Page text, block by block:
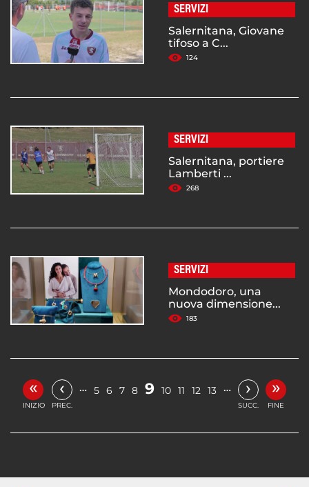
SERVIZI
Salernitana, Giovane
tifoso a C...
124
SERVIZI
Salernitana, portiere
Lamberti ...
268
SERVIZI
Mondodoro, una
nuova dimensione...
183
«
INIZIO
‹
PREC.
… 5 6 7 8 9 10 11 12 13 … ›
SUCC.
»
FINE